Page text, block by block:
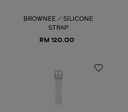
BROWNEE / SILICONE
STRAP
RM 120.00